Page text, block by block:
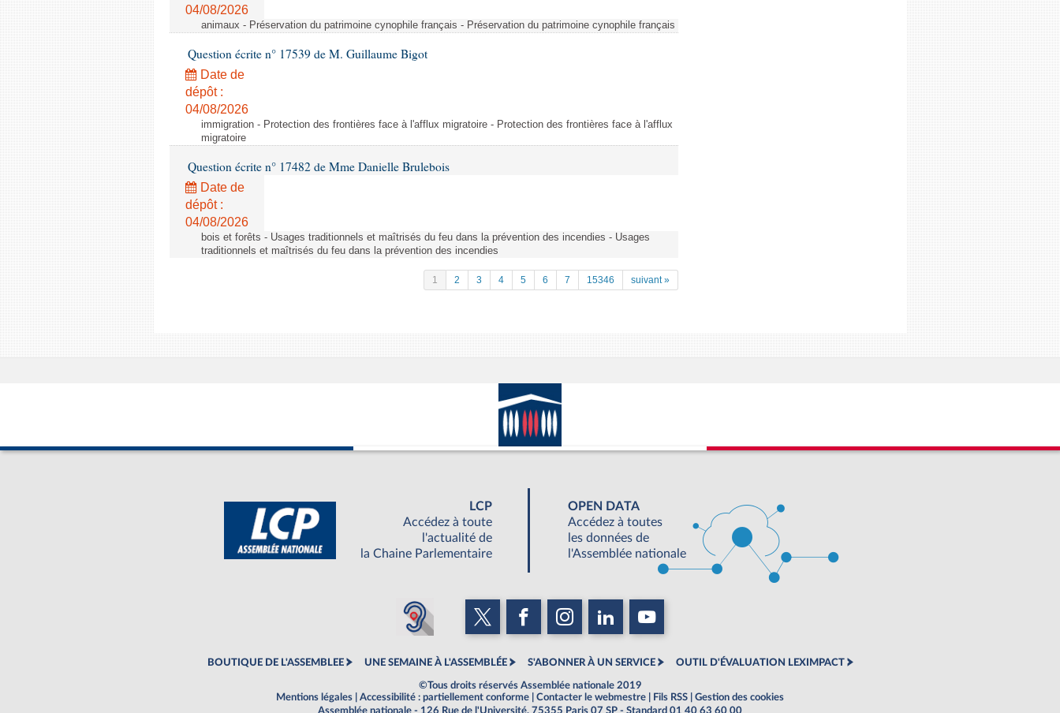
04/08/2026
animaux - Préservation du patrimoine cynophile français - Préservation du patrimoine cynophile français
Question écrite n° 17539 de M. Guillaume Bigot
Date de
dépôt :
04/08/2026
immigration - Protection des frontières face à l'afflux migratoire - Protection des frontières face à l'afflux
migratoire
Question écrite n° 17482 de Mme Danielle Brulebois
Date de
dépôt :
04/08/2026
bois et forêts - Usages traditionnels et maîtrisés du feu dans la prévention des incendies - Usages
traditionnels et maîtrisés du feu dans la prévention des incendies
1 2 3 4 5 6 7 15346 suivant »
LCP
Accédez à toute
l'actualité de
la Chaine Parlementaire
OPEN DATA
Accédez à toutes
les données de
l'Assemblée nationale
BOUTIQUE DE L'ASSEMBLEE UNE SEMAINE À L'ASSEMBLÉE S'ABONNER À UN SERVICE OUTIL D'ÉVALUATION LEXIMPACT
©Tous droits réservés Assemblée nationale 2019
Mentions légales
Accessibilité : partiellement conforme Contacter le webmestre Fils RSS
Gestion des cookies
Assemblée nationale - 126 Rue de l'Université, 75355 Paris 07 SP - Standard 01 40 63 60 00